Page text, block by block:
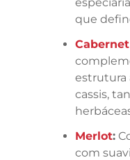
que
estrutura
cassis,
Merlot:
com